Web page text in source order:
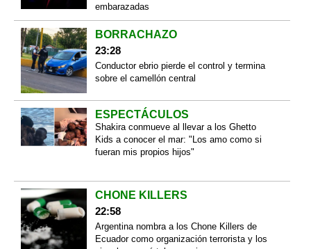
embarazadas
BORRACHAZO
23:28
Conductor ebrio pierde el control y termina
sobre el camellón central
ESPECTÁCULOS
Shakira conmueve al llevar a los Ghetto
Kids a conocer el mar: "Los amo como si
fueran mis propios hijos"
CHONE KILLERS
22:58
Argentina nombra a los Chone Killers de
Ecuador como organización terrorista y los